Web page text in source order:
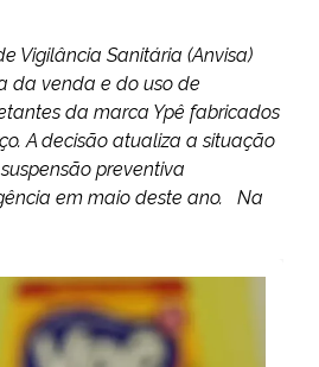
Vigilância Sanitária (Anvisa)
da venda e do uso de
da marca Ypê fabricados
A decisão atualiza a situação
preventiva
em maio deste ano. Na